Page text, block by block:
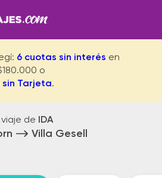
6 cuotas sin interés en
o
sin Tarjeta.
de IDA
Villa Gesell